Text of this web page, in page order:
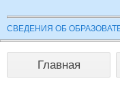
СВЕДЕНИЯ ОБ
Главная